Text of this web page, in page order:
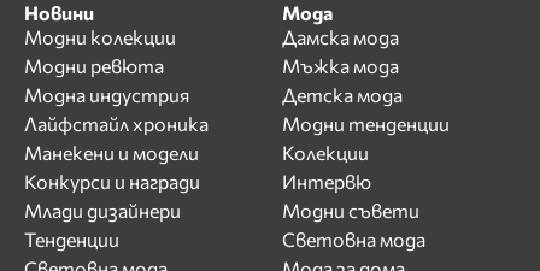
Новини
Модни колекции
Модни ревюта
Модна индустрия
Лайфстайл хроника
Манекени и модели
Конкурси и награди
Млади дизайнери
Тенденции
Мода
Дамска мода
Мъжка мода
Детска мода
Модни тенденции
Колекции
Интервю
Модни съвети
Световна мода